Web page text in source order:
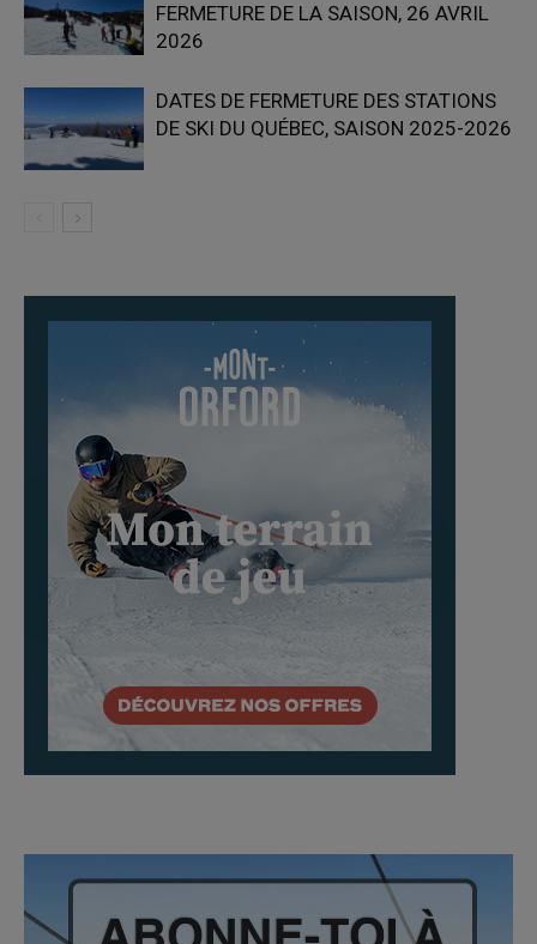
FERMETURE DE LA SAISON, 26 AVRIL
2026
DATES DE FERMETURE DES STATIONS
DE SKI DU QUÉBEC, SAISON 2025-2026